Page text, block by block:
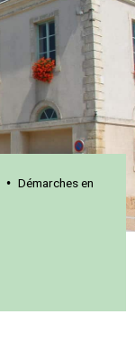
• Démarches en